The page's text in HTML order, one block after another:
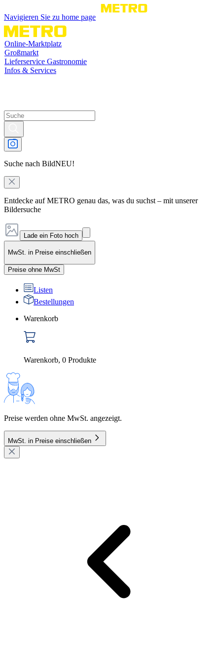
Navigieren Sie zu home page
Online-Marktplatz
Großmarkt
Lieferservice Gastronomie
Infos & Services
Suche nach BildNEU!
Entdecke auf METRO genau das, was du suchst – mit unserer
Bildersuche
Lade ein Foto hoch
MwSt. in Preise einschließen
Preise ohne MwSt
Listen
Bestellungen
Warenkorb
Warenkorb, 0 Produkte
Preise werden ohne MwSt. angezeigt.
MwSt. in Preise einschließen